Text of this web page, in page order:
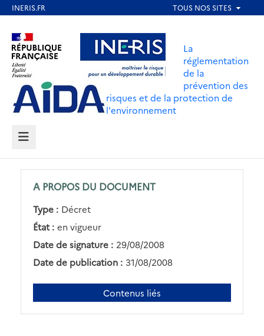
contenu
principal
Aller au contenu Aller au menu
Aller au pied de page
La
réglementation
de la
prévention des
risques et de la protection de
l'environnement
MENU
A PROPOS DU DOCUMENT
Type : Décret
État : en vigueur
Date de signature : 29/08/2008
Date de publication : 31/08/2008
Contenus liés